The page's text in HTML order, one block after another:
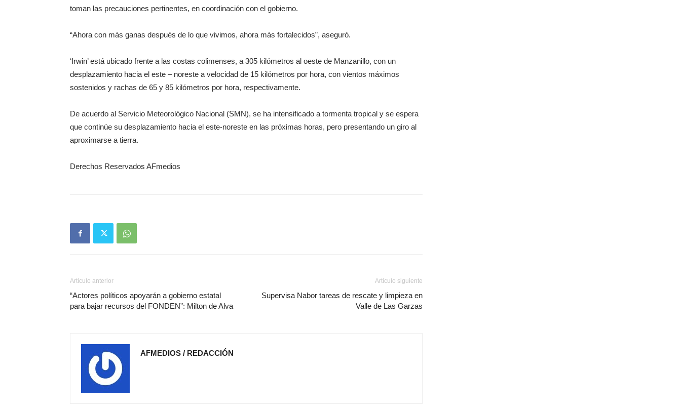
toman las precauciones pertinentes, en coordinación con el gobierno.
“Ahora con más ganas después de lo que vivimos, ahora más fortalecidos”, aseguró.
‘Irwin’ está ubicado frente a las costas colimenses, a 305 kilómetros al oeste de Manzanillo, con un
desplazamiento hacia el este – noreste a velocidad de 15 kilómetros por hora, con vientos máximos
sostenidos y rachas de 65 y 85 kilómetros por hora, respectivamente.
De acuerdo al Servicio Meteorológico Nacional (SMN), se ha intensificado a tormenta tropical y se espera
que continúe su desplazamiento hacia el este-noreste en las próximas horas, pero presentando un giro al
aproximarse a tierra.
Derechos Reservados AFmedios
Artículo anterior
“Actores políticos apoyarán a gobierno estatal
para bajar recursos del FONDEN”: Milton de Alva
Artículo siguiente
Supervisa Nabor tareas de rescate y limpieza en
Valle de Las Garzas
AFMEDIOS / REDACCIÓN